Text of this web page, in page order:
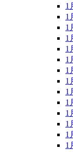
1
1
1
1
1
1
1
1
1
1
1
1
1
1